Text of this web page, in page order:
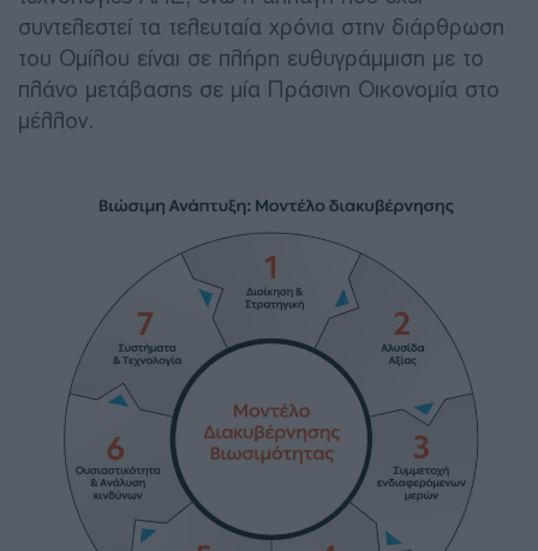
συντελεστεί τα τελευταία χρόνια στην διάρθρωση
του Ομίλου είναι σε πλήρη ευθυγράμμιση με το
πλάνο μετάβασης σε μία Πράσινη Οικονομία στο
μέλλον.